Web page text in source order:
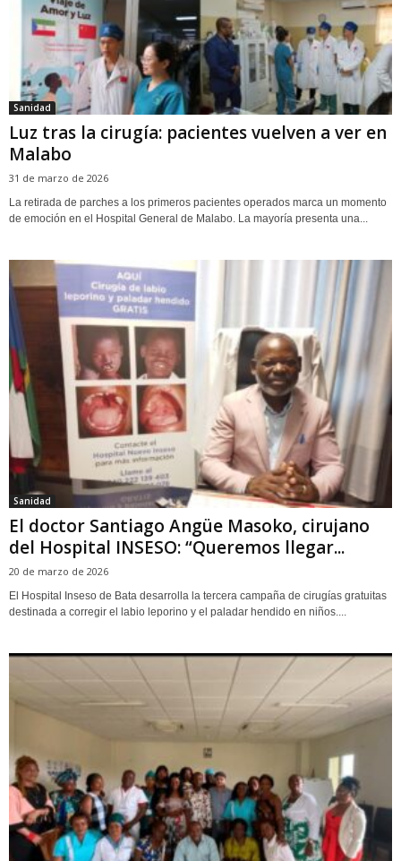
Sanidad
Luz tras la cirugía: pacientes vuelven a ver en
Malabo
31 de marzo de 2026
La retirada de parches a los primeros pacientes operados marca un momento
de emoción en el Hospital General de Malabo. La mayoría presenta una...
Sanidad
El doctor Santiago Angüe Masoko, cirujano
del Hospital INSESO: “Queremos llegar...
20 de marzo de 2026
El Hospital Inseso de Bata desarrolla la tercera campaña de cirugías gratuitas
destinada a corregir el labio leporino y el paladar hendido en niños....